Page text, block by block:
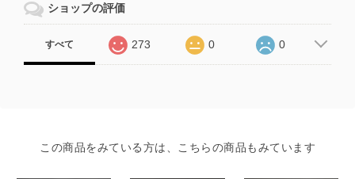
ショップの評価
すべて 273 0 0
この商品をみている方は、こちらの商品もみています